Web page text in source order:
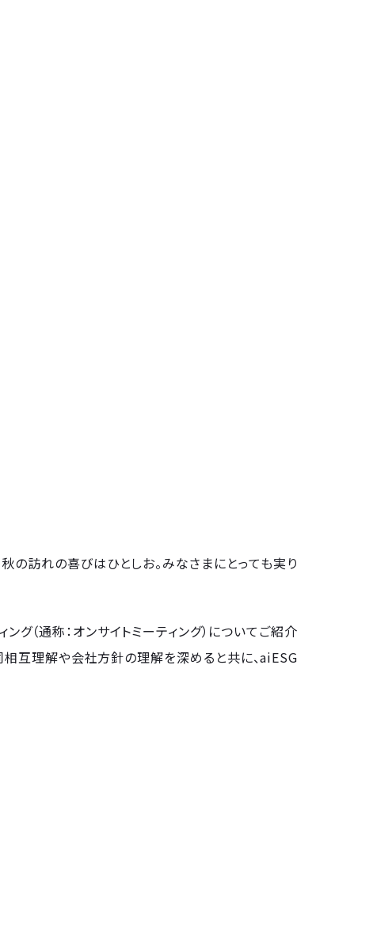
の訪れの喜びはひとしお。みなさまにとっても実り
（通称：オンサイトミーティング）についてご紹介
相互理解や会社方針の理解を深めると共に、aiESG